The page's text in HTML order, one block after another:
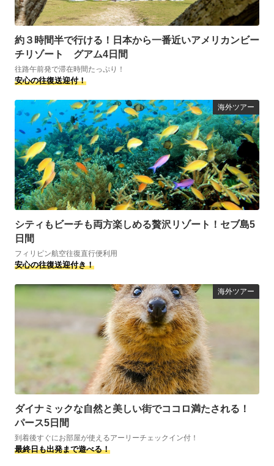
約３時間半で行ける！日本から一番近いアメリカンビー
チリゾート グアム4日間
往路午前発で滞在時間たっぷり！
安心の往復送迎付！
海外ツアー
シティもビーチも両方楽しめる贅沢リゾート！セブ島5
日間
フィリピン航空往復直行便利用
安心の往復送迎付き！
海外ツアー
ダイナミックな自然と美しい街でココロ満たされる！
パース5日間
到着後すぐにお部屋が使えるアーリーチェックイン付！
最終日も出発まで遊べる！